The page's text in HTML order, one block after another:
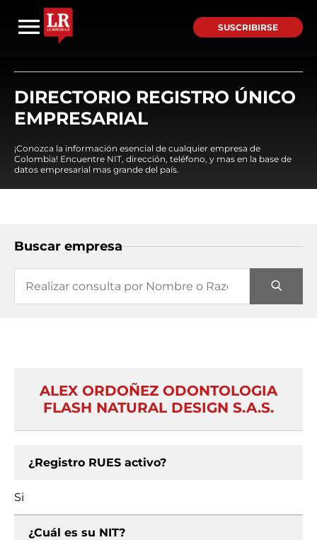
SUSCRIBIRSE
DIRECTORIO REGISTRO ÚNICO
EMPRESARIAL
¡Conozca la información esencial de cualquier empresa de
Colombia! Encuentre NIT, dirección, teléfono, y mas en la base de
datos empresarial mas grande del país.
Buscar empresa
ALEX ORDOÑEZ ODONTOLOGIA
FLASH NATURAL DESIGN S.A.S.
¿Registro RUES activo?
Si
¿Cuál es su NIT?